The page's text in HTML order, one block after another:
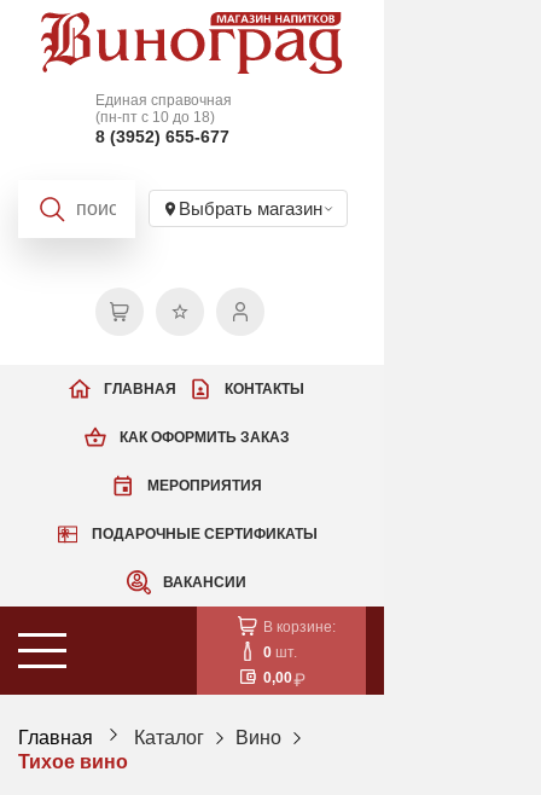
Единая справочная
(пн-пт с 10 до 18)
8 (3952) 655-677
Выбрать магазин
КАК ОФОРМИТЬ ЗАКАЗ
МЕРОПРИЯТИЯ
ПОДАРОЧНЫЕ СЕРТИФИКАТЫ
ВАКАНСИИ
ГЛАВНАЯ КОНТАКТЫ
В корзине:
0 шт.
0,00
Главная Каталог
Вино
Тихое вино